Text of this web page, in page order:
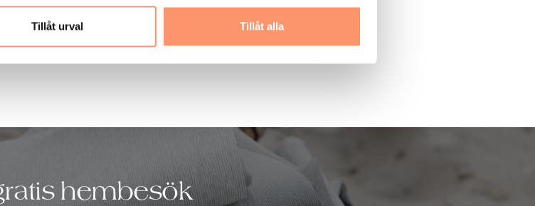
Tillåt urval Tillåt alla
hembesök